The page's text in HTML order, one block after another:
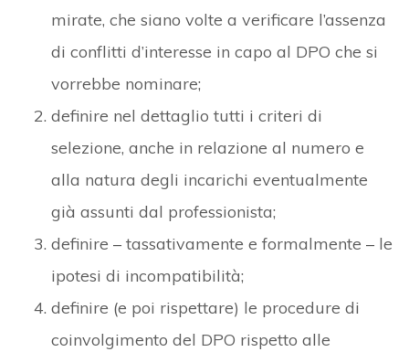
mirate, che siano volte a verificare l’assenza
di conflitti d’interesse in capo al DPO che si
vorrebbe nominare;
definire nel dettaglio tutti i criteri di
selezione, anche in relazione al numero e
alla natura degli incarichi eventualmente
già assunti dal professionista;
definire – tassativamente e formalmente – le
ipotesi di incompatibilità;
definire (e poi rispettare) le procedure di
coinvolgimento del DPO rispetto alle